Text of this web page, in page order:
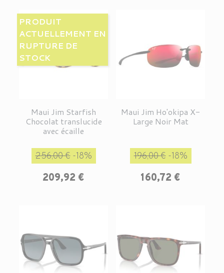
Maui Jim Starfish
Chocolat translucide
avec écaille
Prix de base
256,00 €-18%
209,92 €
PRODUIT
ACTUELLEMENT EN
RUPTURE DE
STOCK
Maui Jim Ho'okipa X-
Large Noir Mat
Prix de base
196,00 €-18%
160,72 €